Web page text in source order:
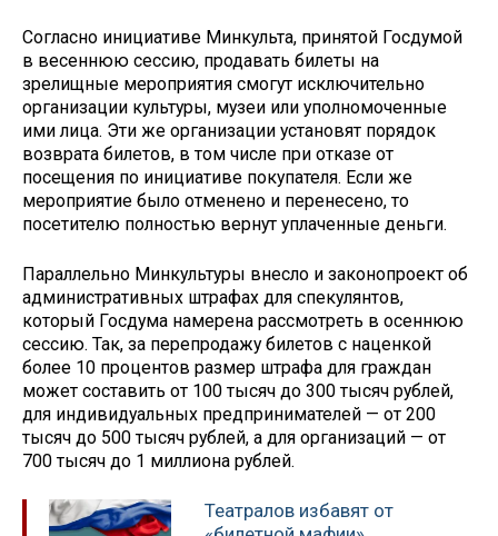
Согласно инициативе Минкульта, принятой Госдумой
в весеннюю сессию, продавать билеты на
зрелищные мероприятия смогут исключительно
организации культуры, музеи или уполномоченные
ими лица. Эти же организации установят порядок
возврата билетов, в том числе при отказе от
посещения по инициативе покупателя. Если же
мероприятие было отменено и перенесено, то
посетителю полностью вернут уплаченные деньги.
Параллельно Минкультуры внесло и законопроект об
административных штрафах для спекулянтов,
который Госдума намерена рассмотреть в осеннюю
сессию. Так, за перепродажу билетов с наценкой
более 10 процентов размер штрафа для граждан
может составить от 100 тысяч до 300 тысяч рублей,
для индивидуальных предпринимателей — от 200
тысяч до 500 тысяч рублей, а для организаций — от
700 тысяч до 1 миллиона рублей.
Театралов избавят от